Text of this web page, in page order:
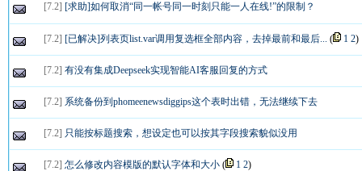
[7.2] [求助]如何取消“同一帐号同一时刻只能一人在线!”的限制？
[7.2] [已解决]列表页list.var调用复选框全部内容，去掉最前和最后... ( 1 2)
[7.2] 有没有集成Deepseek实现智能AI客服回复的方式
[7.2] 系统备份到phomeenewsdiggips这个表时出错，无法继续下去
[7.2] 只能按标题搜索，想设定也可以按其字段搜索貌似没用
[7.2] 怎么修改内容模版的默认字体和大小 ( 1 2)